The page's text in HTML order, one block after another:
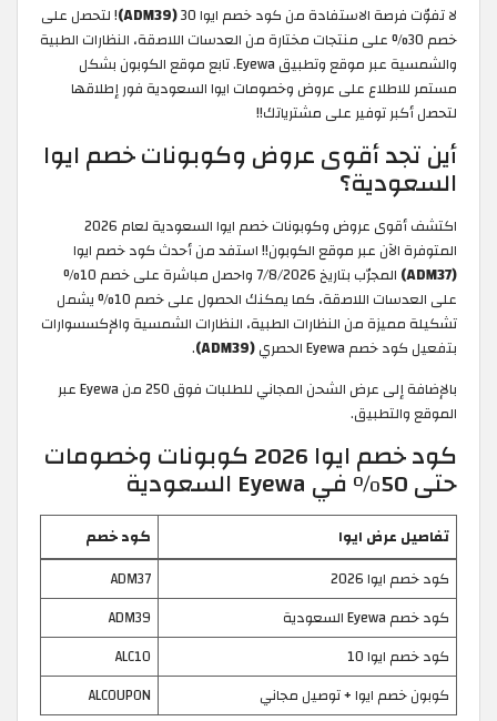
لا تفوّت فرصة الاستفادة من كود خصم ايوا 30 (ADM39)
! لتحصل على
خصم 30% على منتجات مختارة من العدسات اللاصقة، النظارات الطبية
والشمسية عبر موقع وتطبيق Eyewa. تابع موقع الكوبون بشكل
مستمر للاطلاع على عروض وخصومات ايوا السعودية فور إطلاقها
لتحصل أكبر توفير على مشترياتك!!
أين تجد أقوى عروض وكوبونات خصم ايوا
السعودية؟
اكتشف أقوى عروض وكوبونات خصم ايوا السعودية لعام 2026
المتوفرة الآن عبر موقع الكوبون!! استفد من أحدث كود خصم ايوا
(ADM37)
المجرّب بتاريخ 7/8/2026 واحصل مباشرة على خصم 10%
على العدسات اللاصقة، كما يمكنك الحصول على خصم 10% يشمل
تشكيلة مميزة من النظارات الطبية، النظارات الشمسية والإكسسوارات
بتفعيل كود خصم Eyewa الحصري
(ADM39)
.
بالإضافة إلى عرض الشحن المجاني للطلبات فوق 250 من Eyewa عبر
الموقع والتطبيق.
كود خصم ايوا 2026 كوبونات وخصومات
حتى 50% في Eyewa السعودية
تفاصيل عرض ايوا
كود خصم
كود خصم ايوا 2026
ADM37
كود خصم Eyewa السعودية
ADM39
كود خصم ايوا 10
ALC10
كوبون خصم ايوا + توصيل مجاني
ALCOUPON